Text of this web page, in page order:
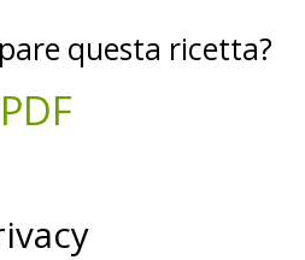
questa ricetta?
PDF